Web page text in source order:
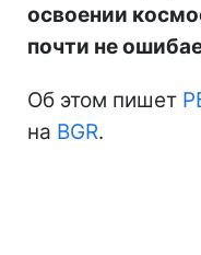
освоении
почти не
Об этом пишет
на BGR.